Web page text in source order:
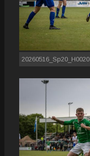
20260516_Sp20_H0020